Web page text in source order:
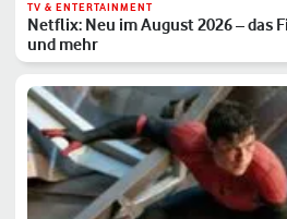
TV & ENTERTAINMENT
Netflix: Neu im August 2026 – das
und mehr